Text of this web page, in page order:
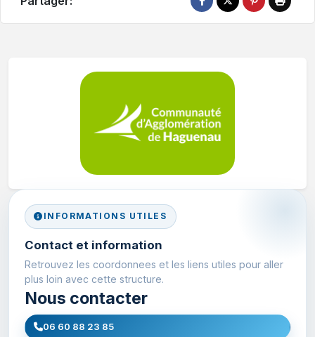
INFORMATIONS UTILES
Contact et information
Retrouvez les coordonnees et les liens utiles pour aller
plus loin avec cette structure.
Nous contacter
06 60 88 23 85